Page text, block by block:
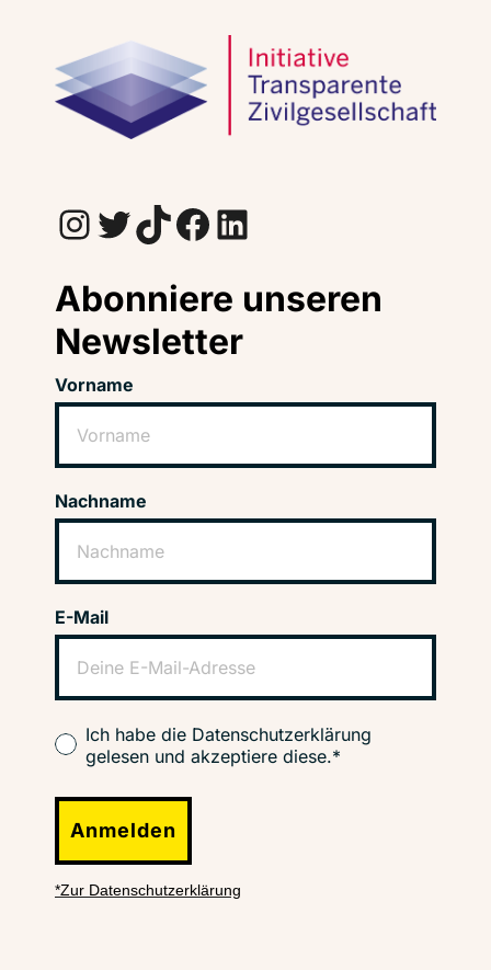
InstagramTwitter TikTok Facebook LinkedIn
Abonniere unseren
Newsletter
Vorname
Nachname
E-Mail
Ich habe die Datenschutzerklärung
gelesen und akzeptiere diese.*
Anmelden
*Zur Datenschutzerklärung